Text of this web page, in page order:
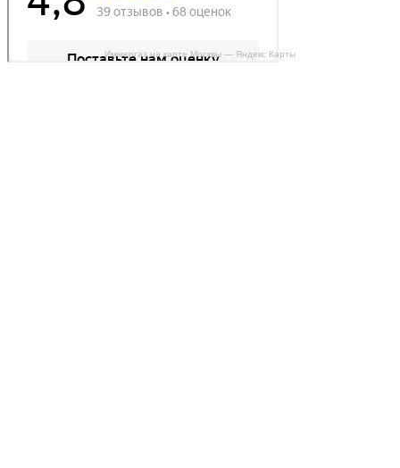
Иммергаз на карте Москвы — Яндекс Карты